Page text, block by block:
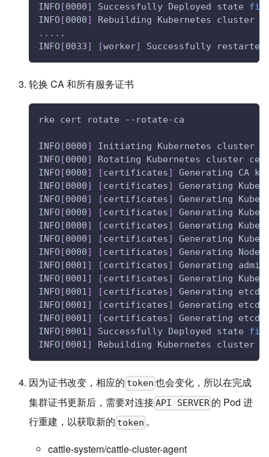
INFO[0000] Successfully Deployed state
INFO[0000]
Rebuilding Kubernetes cluster
.. .. .
INFO[0033] [worker] Successfully restarted
轮换 CA 和所有服务证书
rke cert rotate --rotate-ca
INFO[0000]
Initiating Kubernetes cluster
INFO[0000]
Rotating Kubernetes cluster
INFO[0000] [certificates]
Generating CA
INFO[0000] [certificates]
Generating
INFO[0000] [certificates]
Generating
INFO[0000] [certificates]
Generating
INFO[0000] [certificates]
Generating
INFO[0000] [certificates]
Generating
INFO[0000] [certificates]
Generating
INFO[0001] [certificates]
Generating
INFO[0001] [certificates]
Generating
INFO[0001] [certificates]
Generating
INFO[0001] [certificates]
Generating
INFO[0001] [certificates]
Generating
INFO[0001] Successfully Deployed state
INFO[0001] Rebuilding Kubernetes cluster
因为证书改变，相应的 token 也会变化，所以在完成
集群证书更新后，需要对连接API SERVER 的 Pod 进
行重建，以获取新的 token 。
cattle-system/cattle-cluster-agent